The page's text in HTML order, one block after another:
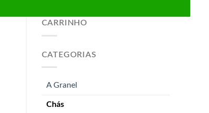
CARRINHO
CATEGORIAS
A Granel
Chás